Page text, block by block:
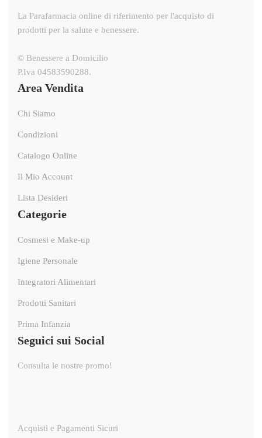
La Parafarmacia online di riferimento per l'acquisto di
prodotti per la salute e benessere.
© Benessere a Domicilio
P.Iva 04583590288.
Area Vendita
Chi Siamo
Condizioni
Catalogo Online
Il Mio Account
Lista Desideri
Categorie
Cosmesi e Make-up
Igiene Personale
Integratori Alimentari
Prodotti Sanitari
Prima Infanzia
Seguici sui Social
Consulta le nostre promo!
Acquisti e Pagamenti Sicuri